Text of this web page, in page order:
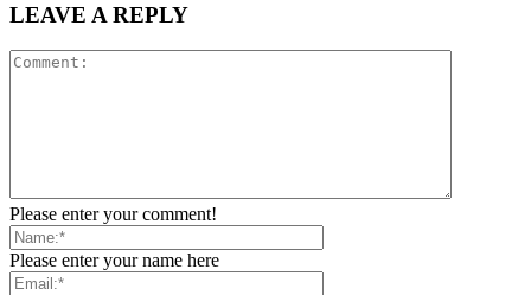
LEAVE A REPLY
Please enter your comment!
Please enter your name here